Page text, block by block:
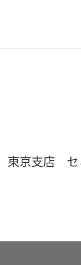
東京支店 セ